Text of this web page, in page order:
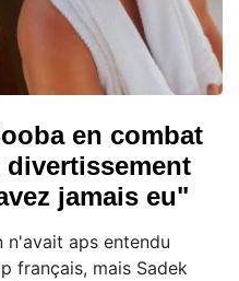
en combat
jamais eu"
n'avait aps entendu
français, mais Sadek